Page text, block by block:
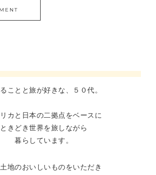
ことと旅が好きな、５０代。
カと日本の二拠点をベースに
ときどき世界を旅しながら
暮らしています。
地のおいしいものをいただき